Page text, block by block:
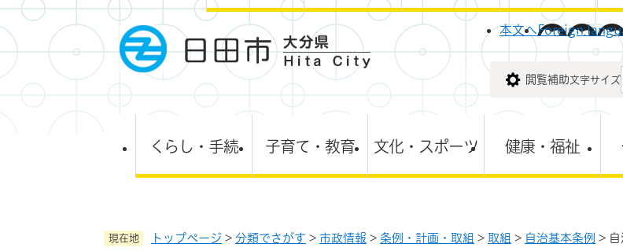
ペ
ー
の
メニューを飛ばして本文へ
本文へForeign
閲覧補助文字サイズ
くらし・手続 子育て・教育 文化・スポーツ 健康・福祉
現在地 トップページ > 分類でさがす > 市政情報 > 条例・計画・取組 > 取組 > 自治基本条例 >